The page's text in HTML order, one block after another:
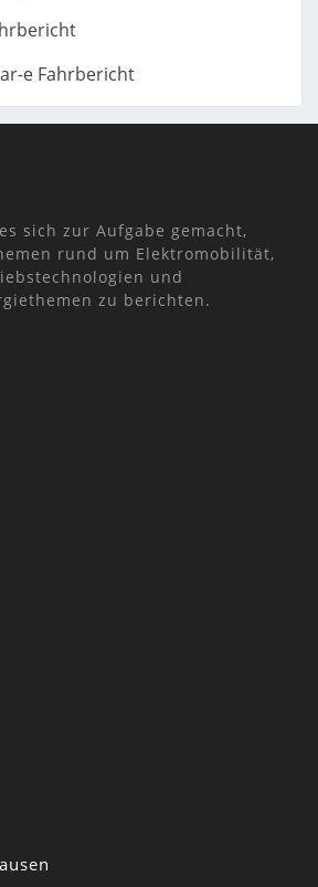
sich zur Aufgabe gemacht,
rund um Elektromobilität,
und
zu berichten.